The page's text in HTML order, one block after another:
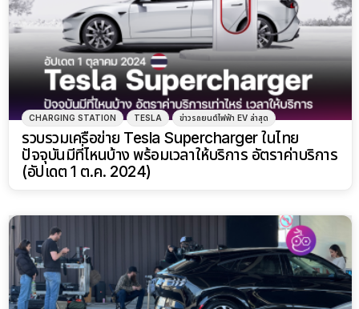
CHARGING STATION TESLA ข่าวรถยนต์ไฟฟ้า EV ล่าสุด
รวบรวมเครือข่าย Tesla Supercharger ในไทย
ปัจจุบันมีที่ไหนบ้าง พร้อมเวลาให้บริการ อัตราค่าบริการ
(อัปเดต 1 ต.ค. 2024)